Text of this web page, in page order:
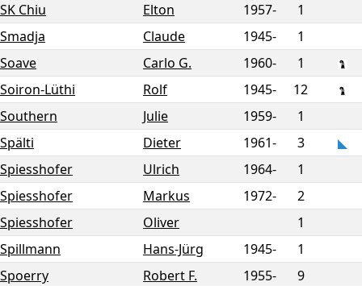
SK Chiu
Elton 1957-
1
Smadja
Claude 1945-
1
Soave
Carlo G. 1960-
1
Soiron-Lüthi
Rolf 1945-
12
Southern
Julie 1959-
1
Spälti
Dieter 1961-
3
Spiesshofer
Ulrich 1964-
1
Spiesshofer
Markus 1972-
2
Spiesshofer
Oliver
1
Spillmann
Hans-Jürg 1945-
1
Spoerry
Robert F. 1955-
9